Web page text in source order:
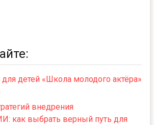
для детей «Школа молодого актёра»
внедрения
как выбрать верный путь для